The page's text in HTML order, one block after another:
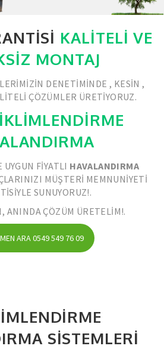
KALITELI VE
MONTAJ
DENETIMINDE , KESIN ,
ÇÖZÜMLER ÜRETIYORUZ.
FIYATLI HAVALANDIRMA
MÜŞTERI MEMNUNIYETI
SUNUYORUZ!.
ANINDA ÇÖZÜM ÜRETELIM!.
ARA 0549 549 76 09
SISTEMLERI